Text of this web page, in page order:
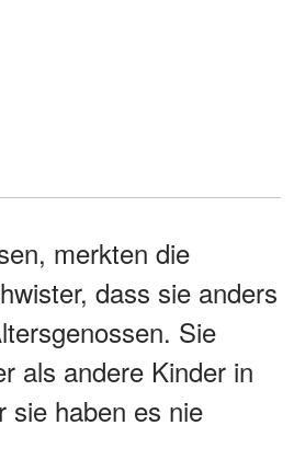
merkten die
dass sie anders
Sie
als andere Kinder in
sie haben es nie